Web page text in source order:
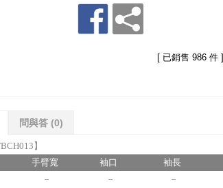
[ 已銷售 986 件 ]
問與答 (0)